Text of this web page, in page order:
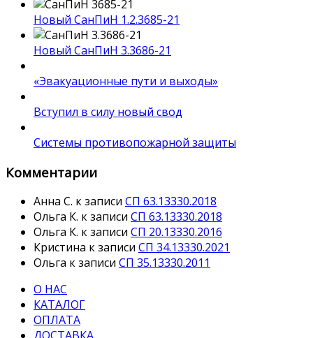
Новый СанПиН 1.2.3685-21
Новый СанПиН 3.3686-21
«Эвакуационные пути и выходы»
Вступил в силу новый свод
Системы противопожарной защиты
Комментарии
Анна С. к записи СП 63.13330.2018
Ольга К. к записи СП 63.13330.2018
Ольга К. к записи СП 20.13330.2016
Кристина к записи СП 34.13330.2021
Ольга к записи СП 35.13330.2011
О НАС
КАТАЛОГ
ОПЛАТА